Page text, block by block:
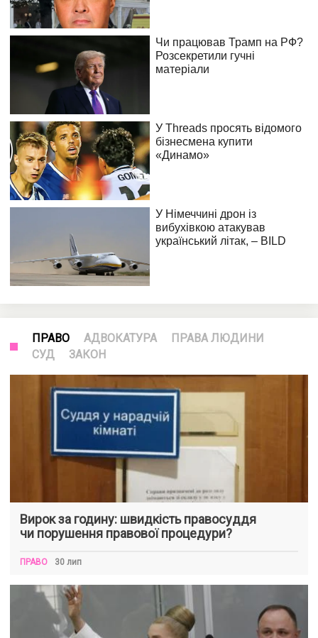
ПРАВО АДВОКАТУРА
ПРАВА ЛЮДИНИ
СУД
ЗАКОН
Вирок за годину: швидкість правосуддя
чи порушення правової процедури?
ПРАВО 30 лип